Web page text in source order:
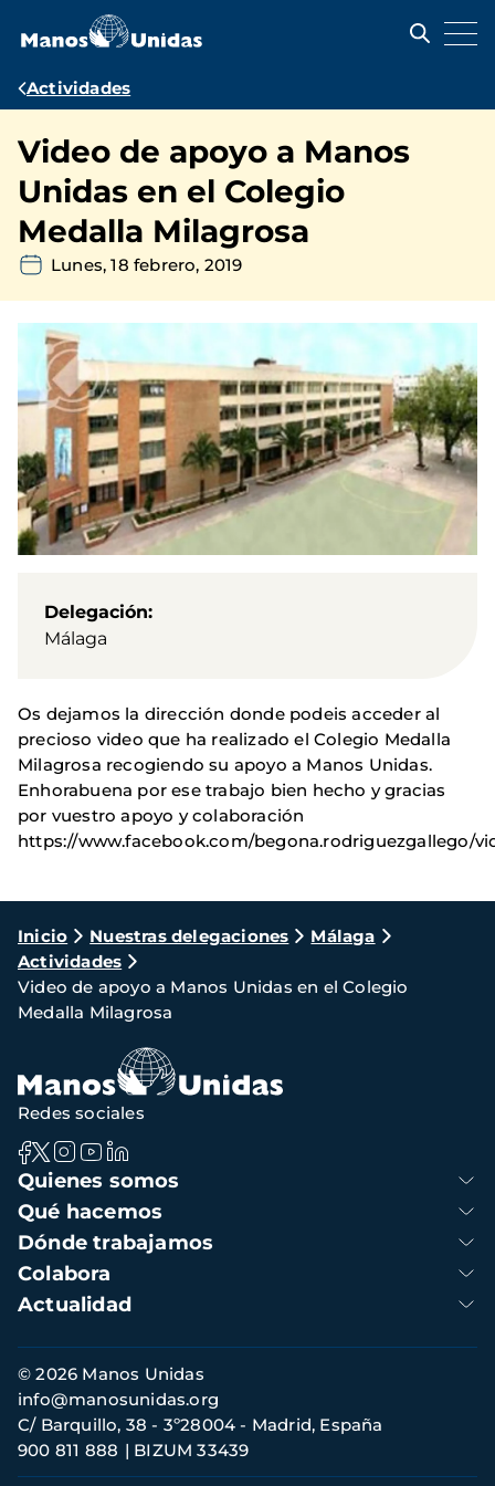
contenido
Ruta
navegación
Actividades
Video de apoyo a Manos
Unidas en el Colegio
Medalla Milagrosa
Lunes, 18 febrero, 2019
Delegación
Málaga
Os dejamos la dirección donde podeis acceder al
precioso video que ha realizado el Colegio Medalla
Milagrosa recogiendo su apoyo a Manos Unidas.
Enhorabuena por ese trabajo bien hecho y gracias
por vuestro apoyo y colaboración
https://www.facebook.com/begona.rodriguezgallego/
Ruta
de
navegación
Inicio Nuestras delegaciones
Málaga
Actividades
Video de apoyo a Manos Unidas en el Colegio
Medalla Milagrosa
Navegación
principal
Quienes somos
Qué hacemos
Dónde trabajamos
Colabora
Actualidad
Redes sociales
Información
de
contacto
© 2026 Manos Unidas
C/ Barquillo, 38 - 3º28004 - Madrid, España
900 811 888
BIZUM 33439
info@manosunidas.org